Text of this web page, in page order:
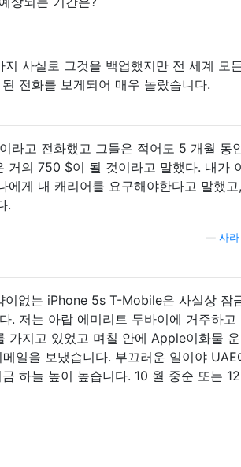
사실로 그것을 백업했지만 전 세계 모
전화를 보게되어 매우 놀랐습니다.
라고 전화했고 그들은 적어도 5 개월 동
거의 750 $이 될 것이라고 말했다. 내가
게 내 캐리어를 요구해야한다고 말했고
.
사
없는 iPhone 5s T-Mobile은 사실상 잠
. 저는 아랍 에미리트 두바이에 거주하고
가지고 있었고 며칠 안에 Apple이화물
일을 보냈습니다. 부끄러운 일이야 UAE
하늘 높이 높습니다. 10 월 중순 또는